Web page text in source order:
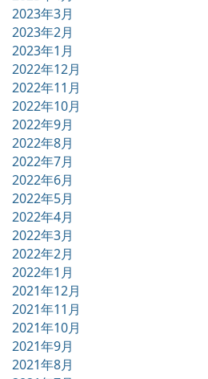
2023年3月
2023年2月
2023年1月
2022年12月
2022年11月
2022年10月
2022年9月
2022年8月
2022年7月
2022年6月
2022年5月
2022年4月
2022年3月
2022年2月
2022年1月
2021年12月
2021年11月
2021年10月
2021年9月
2021年8月